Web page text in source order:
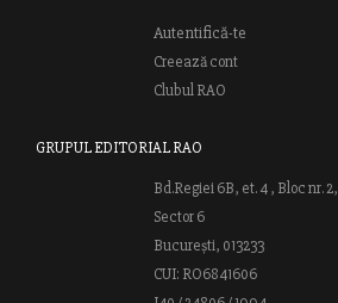
Autentifică-te
Creează cont
Clubul RAO
GRUPUL EDITORIAL RAO
Bd.Regiei 6B, et. 4 , Bloc nr. 2,
Sector 6
București, 013233
CUI: RO6841606